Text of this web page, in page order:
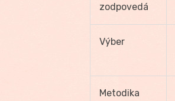
zodpovedá
Výber
Metodika